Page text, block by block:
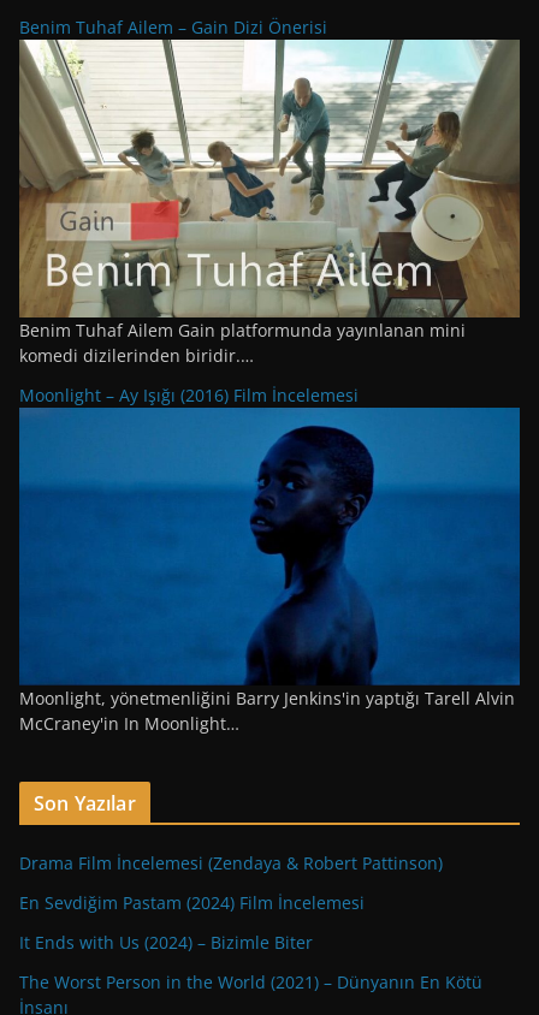
Benim Tuhaf Ailem – Gain Dizi Önerisi
Benim Tuhaf Ailem Gain platformunda yayınlanan mini
komedi dizilerinden biridir.…
Moonlight – Ay Işığı (2016) Film İncelemesi
Moonlight, yönetmenliğini Barry Jenkins'in yaptığı Tarell Alvin
McCraney'in In Moonlight…
Son Yazılar
Drama Film İncelemesi (Zendaya & Robert Pattinson)
En Sevdiğim Pastam (2024) Film İncelemesi
It Ends with Us (2024) – Bizimle Biter
The Worst Person in the World (2021) – Dünyanın En Kötü
İnsanı